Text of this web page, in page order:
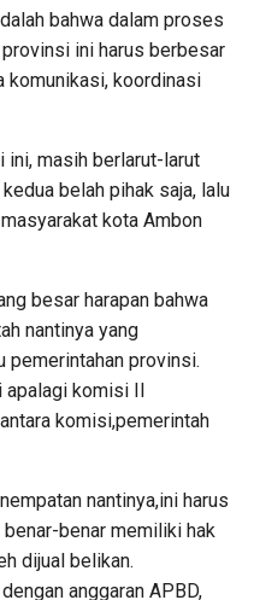
bahwa dalam proses
ini harus berbesar
komunikasi, koordinasi
ini, masih berlarut-larut
belah pihak saja, lalu
kota Ambon
besar harapan bahwa
nantinya yang
pemerintahan provinsi.
apalagi komisi II
komisi,pemerintah
nantinya,ini harus
benar memiliki hak
dijual belikan.
anggaran APBD,